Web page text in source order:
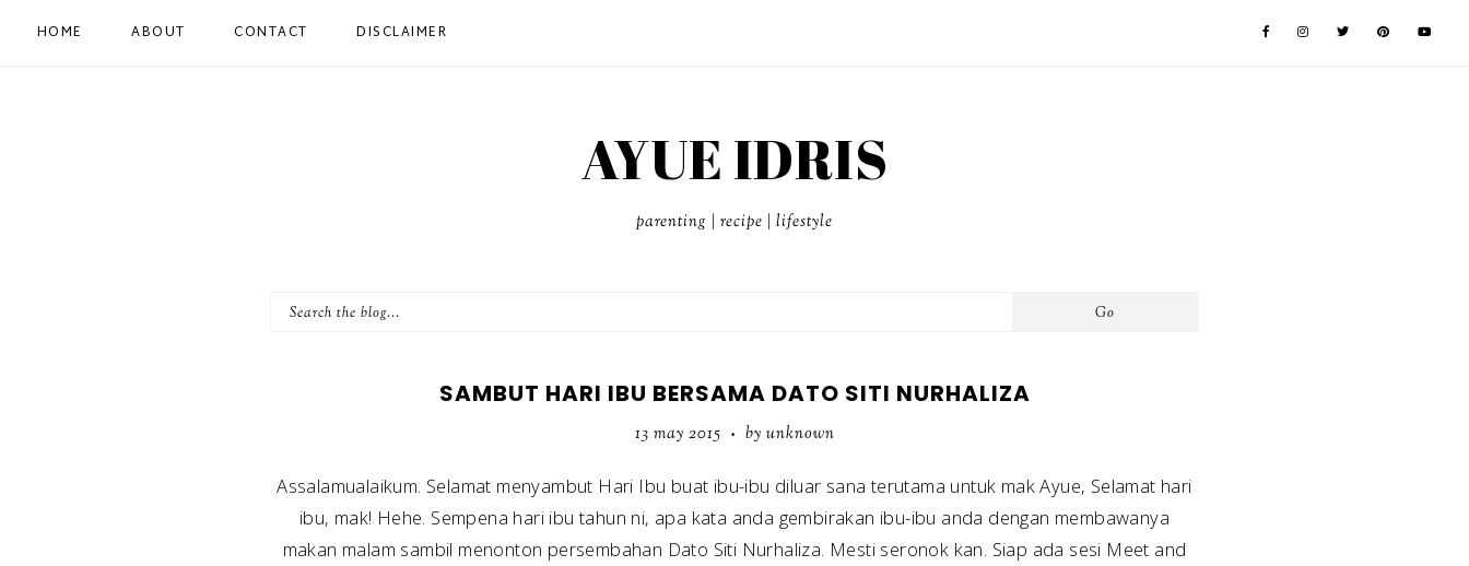
HOME ABOUT CONTACT DISCLAIMER
AYUE IDRIS
parenting | recipe | lifestyle
SAMBUT HARI IBU BERSAMA DATO SITI NURHALIZA
13 may 2015 • by unknown
Assalamualaikum. Selamat menyambut Hari Ibu buat ibu-ibu diluar sana terutama untuk mak Ayue, Selamat hari
ibu, mak! Hehe. Sempena hari ibu tahun ni, apa kata anda gembirakan ibu-ibu anda dengan membawanya
makan malam sambil menonton persembahan Dato Siti Nurhaliza. Mesti seronok kan. Siap ada sesi Meet and